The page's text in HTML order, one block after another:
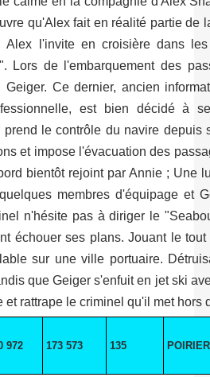
qu'Alex fait en réalité partie de
Alex l'invite en croisière dans
Lors de l'embarquement des
Geiger. Ce dernier, ancien
est bien décidé à
prend le contrôle du navire
et impose l'évacuation des
bientôt rejoint par Annie ; Une
membres d'équipage et
n'hésite pas à diriger le
échouer ses plans. Jouant le
sur une ville portuaire.
que Geiger s'enfuit en jet ski
et rattrape le criminel qu'il met hors
972 173 573 135 POIRIER